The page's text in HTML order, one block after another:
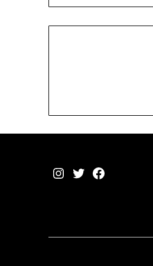
entradas
Instagram
TwitterFacebook